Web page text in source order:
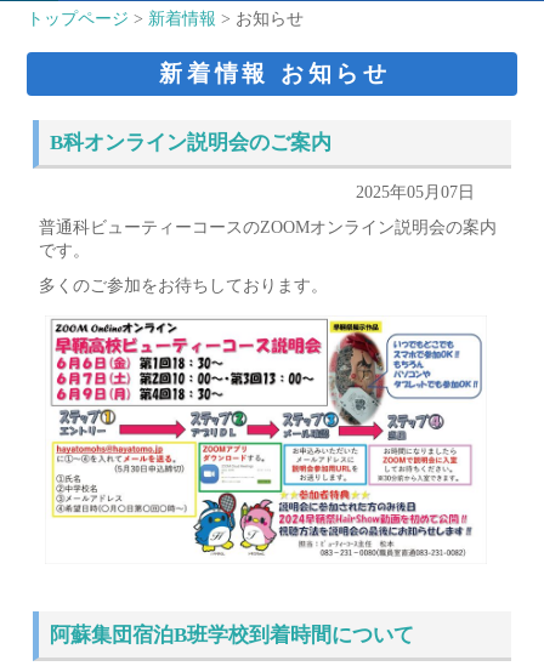
トップページ > 新着情報 > お知らせ
新着情報 お知らせ
B科オンライン説明会のご案内
2025年05月07日
普通科ビューティーコースのZOOMオンライン説明会の案内
です。
多くのご参加をお待ちしております。
阿蘇集団宿泊B班学校到着時間について